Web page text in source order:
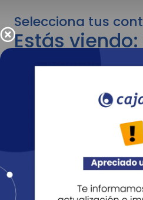
Selecciona tus
Estás viendo:
para
Para cambiar al
adelante recuerda utilizar
Entendido